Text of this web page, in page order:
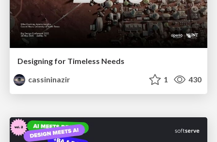
Designing for Timeless Needs
cassininazir
1 430